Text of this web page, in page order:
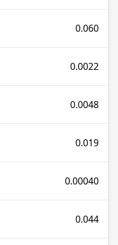
0.060
0.0022
0.0048
0.019
0.00040
0.044